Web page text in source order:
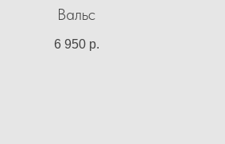
Вальс
6 950 р.